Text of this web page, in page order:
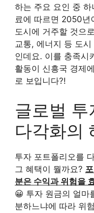
하는 주요 요인 중
료에 따르면 2050년
도시에 거주할 것으
교통, 에너지 등 도
인데요. 이를 충족시
활동이 신흥국 경제
로 보입니다?!
글로벌 투
다각화의
투자 포트폴리오를
그 혜택이 뭘까요?
분은 수익과 위험을
😀 투자 원금의 얼마
분하느냐에 따라 위